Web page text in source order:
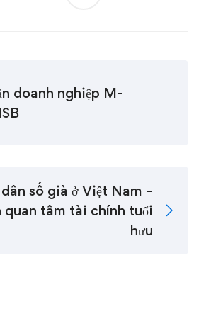
doanh nghiệp M-
số già ở Việt Nam –
quan tâm tài chính tuổi
hưu